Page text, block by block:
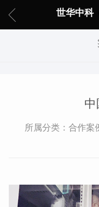
世华中科
中
所属分类：合作